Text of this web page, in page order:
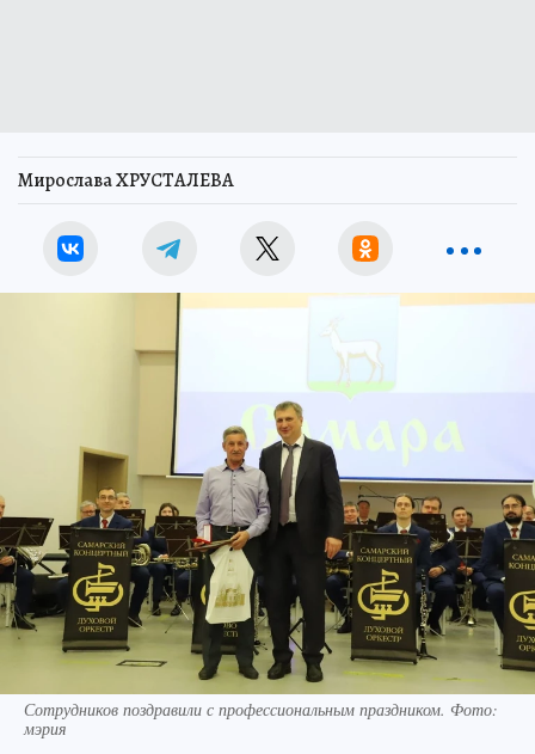
Мирослава ХРУСТАЛЕВА
Сотрудников поздравили с профессиональным праздником. Фото:
мэрия